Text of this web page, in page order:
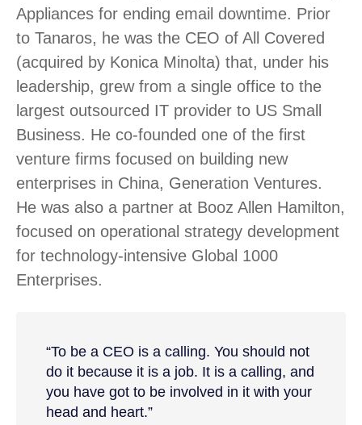
Appliances for ending email downtime. Prior
to Tanaros, he was the CEO of All Covered
(acquired by Konica Minolta) that, under his
leadership, grew from a single office to the
largest outsourced IT provider to US Small
Business. He co-founded one of the first
venture firms focused on building new
enterprises in China, Generation Ventures.
He was also a partner at Booz Allen Hamilton,
focused on operational strategy development
for technology-intensive Global 1000
Enterprises.
“To be a CEO is a calling. You should not
do it because it is a job. It is a calling, and
you have got to be involved in it with your
head and heart.”